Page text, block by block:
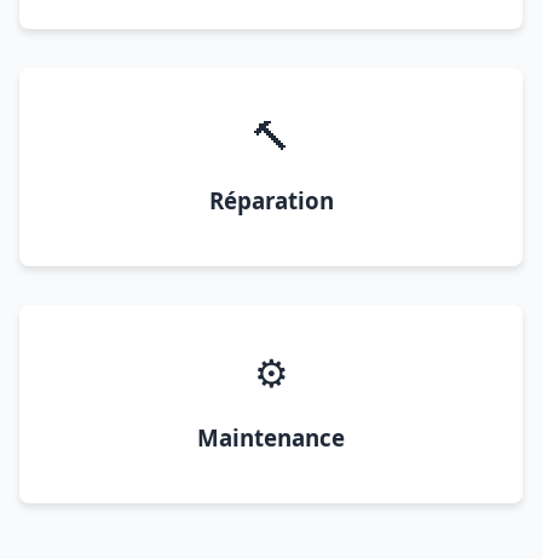
🔨
Réparation
⚙️
Maintenance